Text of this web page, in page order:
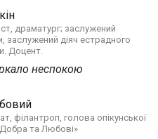
драматург; заслужений
заслужений діяч естрадного
Доцент.
неспокою
філантроп, голова опікунської
та Любові»